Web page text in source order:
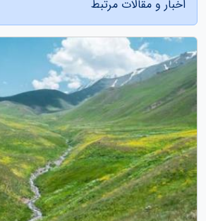
اخبار و مقالات مرتبط